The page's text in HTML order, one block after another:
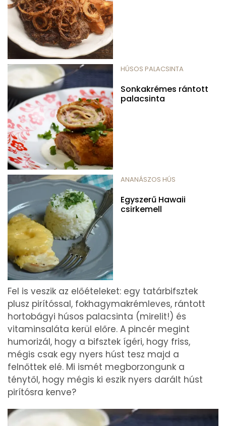
HÚSOS PALACSINTA
Sonkakrémes rántott
palacsinta
ANANÁSZOS HÚS
Egyszerű Hawaii
csirkemell
Fel is veszik az előételeket: egy tatárbifsztek
plusz pirítóssal, fokhagymakrémleves, rántott
hortobágyi húsos palacsinta (mirelit!) és
vitaminsaláta kerül előre. A pincér megint
humorizál, hogy a bifsztek ígéri, hogy friss,
mégis csak egy nyers húst tesz majd a
felnőttek elé. Mi ismét megborzongunk a
ténytől, hogy mégis ki eszik nyers darált húst
pirítósra kenve?